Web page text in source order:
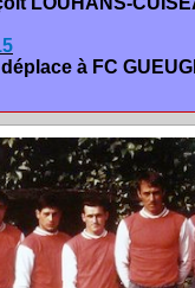
à FC